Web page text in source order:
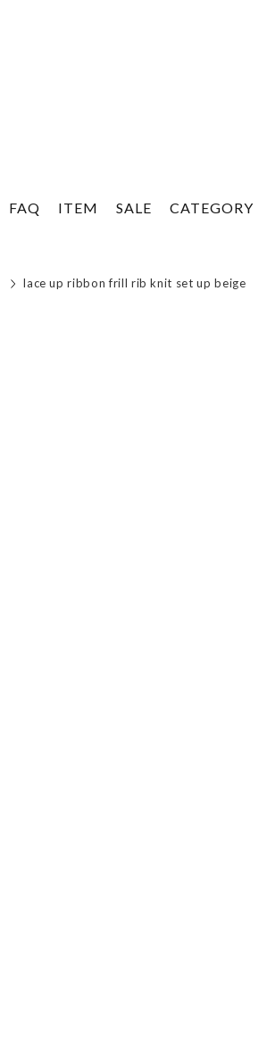
FAQ ITEM SALE CATEGORY
lace up ribbon frill rib knit set up beige